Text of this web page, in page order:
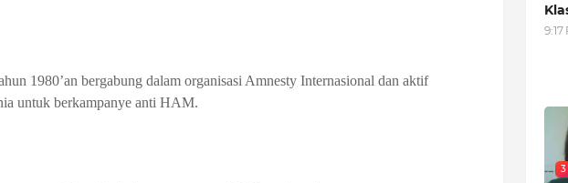
1980’an bergabung dalam organisasi Amnesty Internasional dan aktif
untuk berkampanye anti HAM.
9:17
3